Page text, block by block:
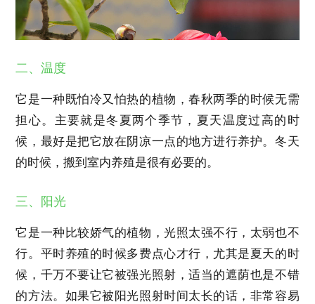
二、温度
它是一种既怕冷又怕热的植物，春秋两季的时候无需
担心。主要就是冬夏两个季节，夏天温度过高的时
候，最好是把它放在阴凉一点的地方进行养护。冬天
的时候，搬到室内养殖是很有必要的。
三、阳光
它是一种比较娇气的植物，光照太强不行，太弱也不
行。平时养殖的时候多费点心才行，尤其是夏天的时
候，千万不要让它被强光照射，适当的遮荫也是不错
的方法。如果它被阳光照射时间太长的话，非常容易